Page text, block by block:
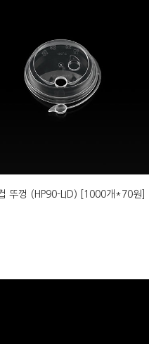
뚜껑 (HP90-LID) [1000개*70원]